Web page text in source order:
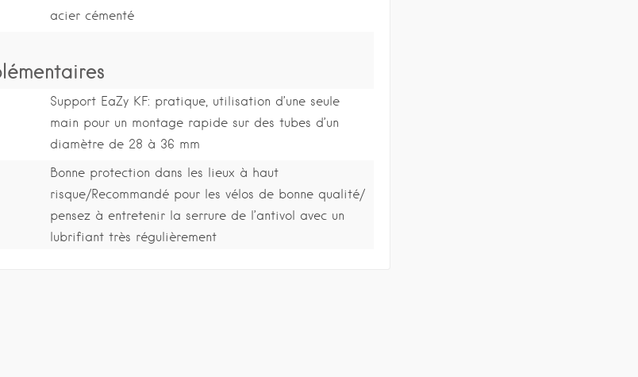
acier cémenté
Support EaZy KF: pratique, utilisation d’une seule
main pour un montage rapide sur des tubes d’un
diamètre de 28 à 36 mm
Bonne protection dans les lieux à haut
risque/Recommandé pour les vélos de bonne qualité/
pensez à entretenir la serrure de l’antivol avec un
lubrifiant très régulièrement